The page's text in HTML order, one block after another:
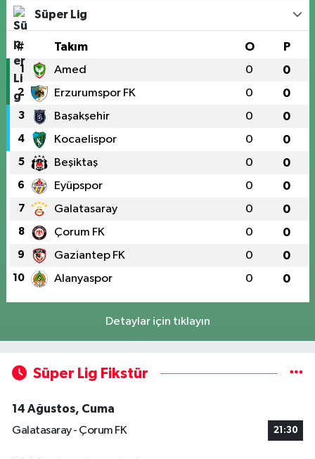
Süper Lig
# Takım O P
1 Amed 0 0
2 Erzurumspor FK 0 0
3 Başakşehir 0 0
4 Kocaelispor 0 0
5 Beşiktaş 0 0
6 Eyüpspor 0 0
7 Galatasaray 0 0
8 Çorum FK 0 0
9 Gaziantep FK 0 0
10 Alanyaspor 0 0
Detaylar için tıklayın
Süper Lig Fikstür
14 Ağustos, Cuma
Galatasaray - Çorum FK
21:30